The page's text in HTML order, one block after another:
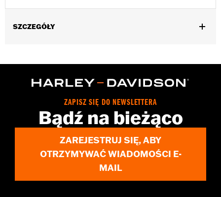
SZCZEGÓŁY
In the Box: Left and right fender support covers, mounting
1 year limited warranty – Go towww.h-
d.com/warranty for full details
ZAPISZ SIĘ DO NEWSLETTERA
Bądź na bieżąco
ZAREJESTRUJ SIĘ, ABY
OTRZYMYWAĆ WIADOMOŚCI E-
MAIL